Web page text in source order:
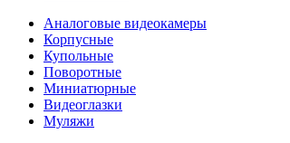
Аналоговые видеокамеры
Корпусные
Купольные
Поворотные
Миниатюрные
Видеоглазки
Муляжи